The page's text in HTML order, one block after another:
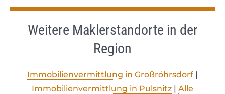
Weitere Maklerstandorte in der
Region
Immobilienvermittlung in Großröhrsdorf |
Immobilienvermittlung in Pulsnitz | Alle